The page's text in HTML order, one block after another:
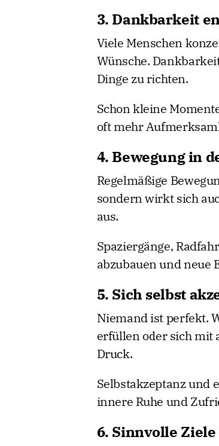
3. Dankbarkeit
Viele Menschen
Wünsche.
Dinge zu richten.
Schon kleine
oft mehr
4. Bewegung in
Regelmäßige
sondern wirkt sich
aus.
Spaziergänge,
abzubauen und neue
5. Sich selbst
Niemand ist perfekt.
erfüllen oder sich mit
Druck.
Selbstakzeptanz und
innere Ruhe und
6. Sinnvolle